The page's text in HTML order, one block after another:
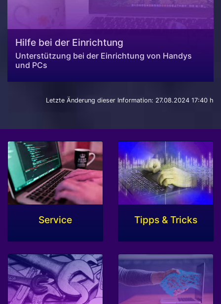
Hilfe bei der Einrichtung
Unterstützung bei der Einrichtung von Handys
und PCs
Letzte Änderung dieser Information: 27.08.2024 17:40 h
Service Tipps & Tricks